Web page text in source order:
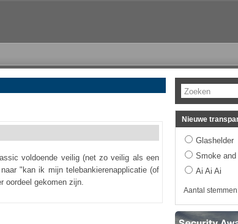
voldoende veilig (net zo veilig als een
"kan ik mijn telebankierenapplicatie (of
oordeel gekomen zijn.
Zoeken
Nieuwe
Glashelder
Smoke and
Ai Ai Ai
Aantal